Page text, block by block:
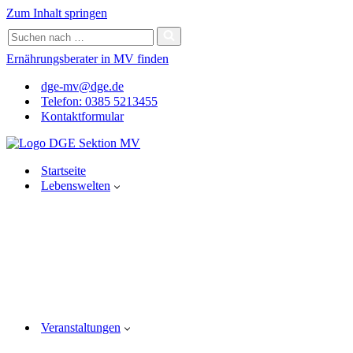
Bitte
beachten
Sie:
Diese
Website
Barrierefreiheitssystem.
Drücken
Sie
Strg-
Zum Inhalt springen
Suchen
nach …
Ernährungsberater in MV finden
dge-mv@dge.de
Telefon: 0385 5213455
Kontaktformular
Startseite
Lebenswelten
Veranstaltungen